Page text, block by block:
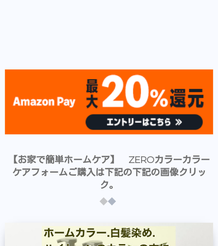
【お家で簡単ホームケア】 ZEROカラーカラー
ケアフォームご購入は下記の下記の画像クリッ
ク。